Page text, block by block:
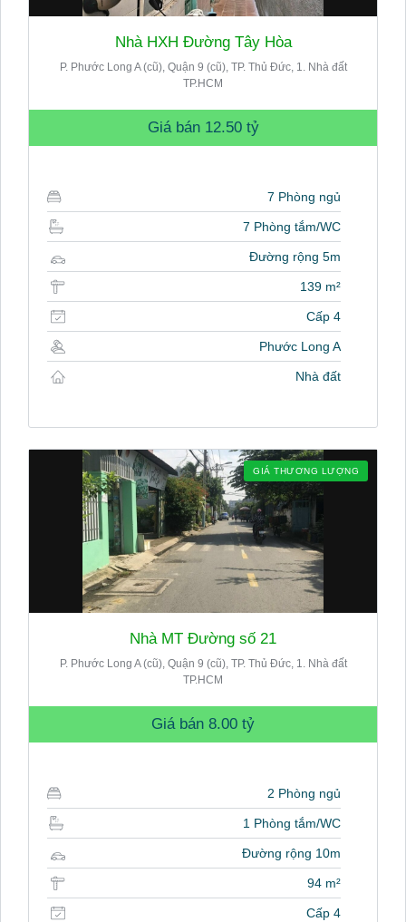
Nhà HXH Đường Tây Hòa
P. Phước Long A (cũ), Quận 9 (cũ), TP. Thủ Đức, 1. Nhà đất
TP.HCM
Giá bán 12.50 tỷ
7 Phòng ngủ
7 Phòng tắm/WC
Đường rộng 5m
139 m²
Cấp 4
Phước Long A
Nhà đất
GIÁ THƯƠNG LƯỢNG
Nhà MT Đường số 21
P. Phước Long A (cũ), Quận 9 (cũ), TP. Thủ Đức, 1. Nhà đất
TP.HCM
Giá bán 8.00 tỷ
2 Phòng ngủ
1 Phòng tắm/WC
Đường rộng 10m
94 m²
Cấp 4